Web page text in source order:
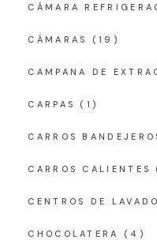
CÁMARA
CÁMARAS (19)
CAMPANA DE
CARPAS (1)
CARROS
CARROS CALIENTES
CENTROS DE LAVADO
CHOCOLATERA (4)